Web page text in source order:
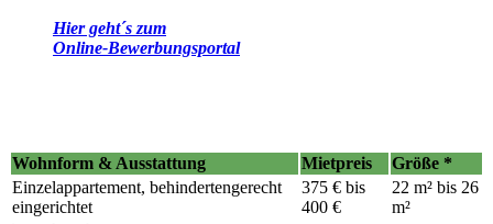
Hier geht´s zum
Online-Bewerbungsportal
Wohnform & Ausstattung Mietpreis
Größe *
Einzelappartement, behindertengerecht
eingerichtet
375 € bis
400 €
22 m² bis 26
m²